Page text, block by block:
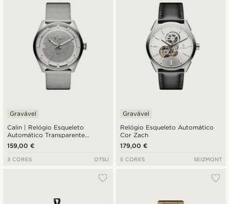
Calin | Relógio Esqueleto
Automático Transparente
Prateado
Gravável
159,00 €
3 CORES OTSU
Relógio Esqueleto Automático
Cor Zach
Gravável
179,00 €
5 CORES SEIZMONT